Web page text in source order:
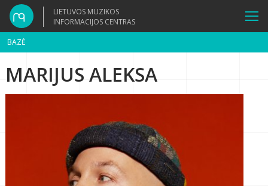
LIETUVOS MUZIKOS
INFORMACIJOS CENTRAS
BAZĖ
MARIJUS ALEKSA